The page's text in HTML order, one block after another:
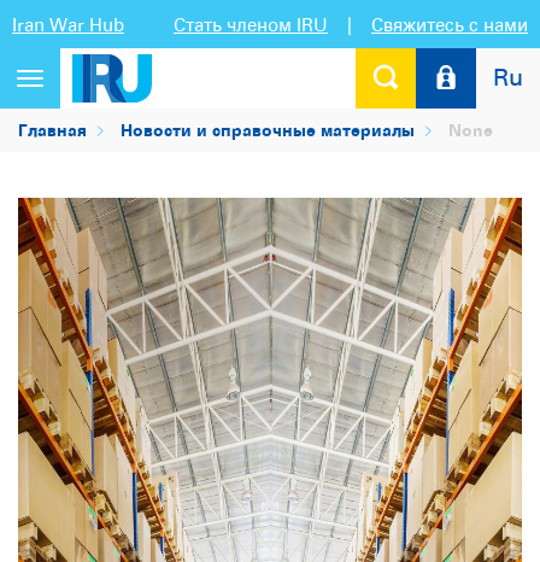
Iran War Hub Стать членом IRU | Свяжитесь с нами
Переключить
навигацию
Ru
Главная Новости и справочные материалы None